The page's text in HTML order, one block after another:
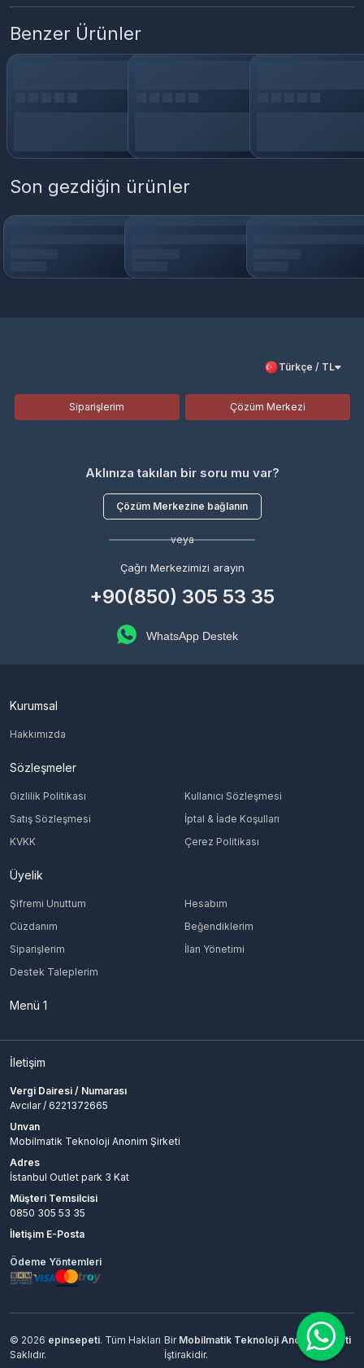
Benzer Ürünler
Son gezdiğin ürünler
Türkçe / TL
Siparişlerim Çözüm Merkezi
Aklınıza takılan bir soru mu var?
Çözüm Merkezine bağlanın
veya
Çağrı Merkezimizi arayın
+90(850) 305 53 35
WhatsApp Destek
Kurumsal
Hakkımızda
Sözleşmeler
Gizlilik Politikası
Kullanıcı Sözleşmesi
Satış Sözleşmesi
İptal & İade Koşulları
KVKK
Çerez Politikası
Üyelik
Şifremi Unuttum
Hesabım
Cüzdanım
Beğendiklerim
Siparişlerim
İlan Yönetimi
Destek Taleplerim
Menü 1
İletişim
Vergi Dairesi / Numarası
Avcılar / 6221372665
Unvan
Mobilmatik Teknoloji Anonim Şirketi
Adres
İstanbul Outlet park 3 Kat
Müşteri Temsilcisi
0850 305 53 35
İletişim E-Posta
Ödeme Yöntemleri
© 2026 epinsepeti. Tüm Hakları
Saklıdır.
Bir Mobilmatik Teknoloji Anonim Şirketi
İştirakidir.